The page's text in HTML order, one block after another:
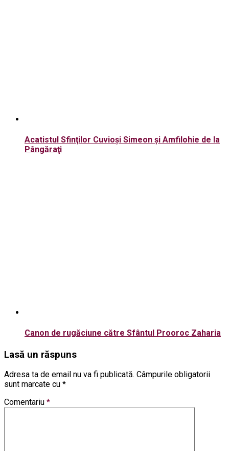
Acatistul Sfinţilor Cuvioşi Simeon şi Amfilohie de la
Pângăraţi
Canon de rugăciune către Sfântul Prooroc Zaharia
Lasă un răspuns
Adresa ta de email nu va fi publicată. Câmpurile obligatorii
sunt marcate cu *
Comentariu *